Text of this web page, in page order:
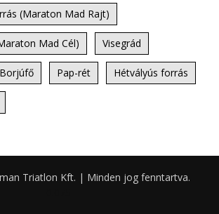
(Maraton Mad Rajt)
Mad Cél) Visegrád
Borjúfő Pap-rét Hétvályús forrás
Triatlon Kft. | Minden jog fenntartva.